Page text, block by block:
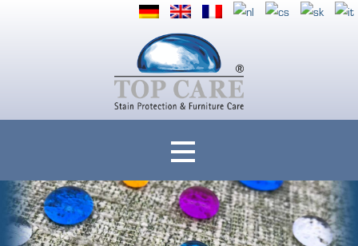
Top Care
Ihre Polstermöbel rundum geschützt mit Top Care Fleckenschutz